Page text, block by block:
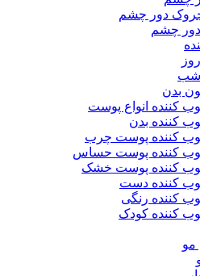
دور چشم
چشم
شب
بدن
کننده انواع پوست
کننده بدن
کننده پوست چرب
کننده پوست حساس
کننده پوست خشک
کننده دست
کننده رنگی
کننده کودک
مو